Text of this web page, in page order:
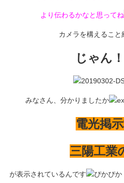
より伝わるかなと思ってね
カメラを構えること
じゃん
みなさん、分かりましたか
電光掲
三陽工業
が表示されているんです